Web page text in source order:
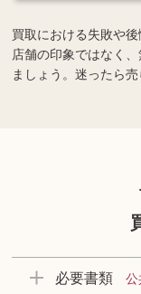
買取における失敗や
店舗の印象ではなく
ましょう。迷ったら
必要書類 公